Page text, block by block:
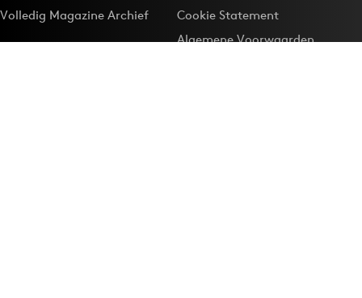
Volledig Magazine Archief
Cookie Statement
Algemene Voorwaarden